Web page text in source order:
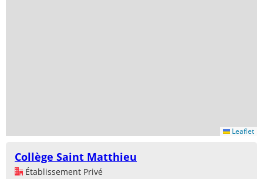
Leaflet
Collège Saint Matthieu
Établissement Privé